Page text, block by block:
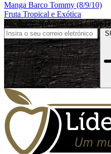
Manga Barco Tommy (8/9/10)
Fruta Tropical e Exótica
Receba as Novidades da Líder